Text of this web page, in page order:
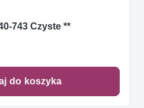
743 Czyste **
do koszyka